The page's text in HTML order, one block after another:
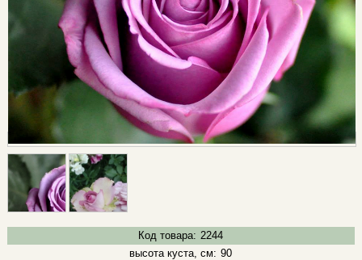
Код товара: 2244
высота куста, см: 90